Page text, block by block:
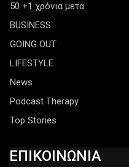
50 +1 χρόνια μετά
BUSINESS
GOING OUT
LIFESTYLE
News
Podcast Therapy
Top Stories
ΕΠΙΚΟΙΝΩΝΙΑ